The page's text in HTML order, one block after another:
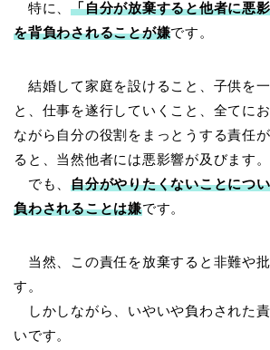
特に、「自分が放棄すると他者に悪
を背負わされることが嫌です。
結婚して家庭を設けること、子供を
と、仕事を遂行していくこと、全てに
ながら自分の役割をまっとうする責任
ると、当然他者には悪影響が及びます。
でも、自分がやりたくないことにつ
負わされることは嫌です。
当然、この責任を放棄すると非難や
す。
しかしながら、いやいや負わされた
いです。